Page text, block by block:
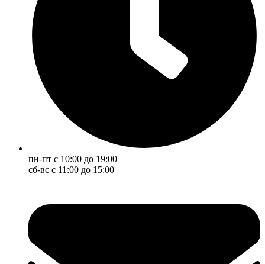
пн-пт с 10:00 до 19:00
сб-вс с 11:00 до 15:00